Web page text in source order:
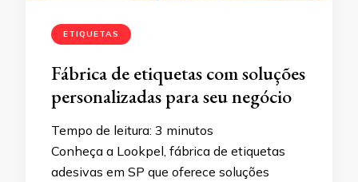
ETIQUETAS
Fábrica de etiquetas com soluções
personalizadas para seu negócio
Tempo de leitura: 3 minutos
Conheça a Lookpel, fábrica de etiquetas
adesivas em SP que oferece soluções